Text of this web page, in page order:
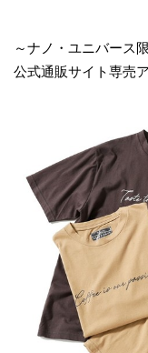
～ナノ・ユニバース
公式通販サイト専売